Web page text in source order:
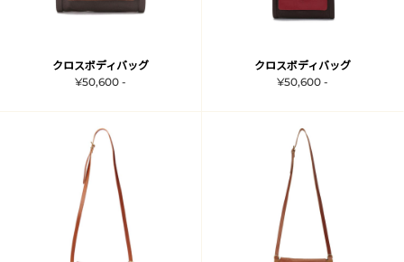
クロスボディバッグ
¥50,600 -
クロスボディバッグ
¥50,600 -